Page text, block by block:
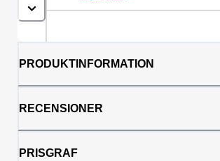
PRODUKTINFORMATION
RECENSIONER
PRISGRAF